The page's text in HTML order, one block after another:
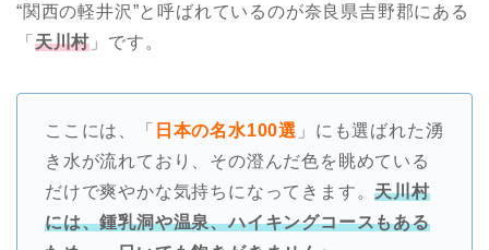
“関西の軽井沢”と呼ばれているのが奈良県吉野郡にある
「 天川村 」です。
ここには、「 日本の名水100選 」にも選ばれた湧
き水が流れており、その澄んだ色を眺めている
だけで爽やかな気持ちになってきます。天川村
には、鍾乳洞や温泉、ハイキングコースもある